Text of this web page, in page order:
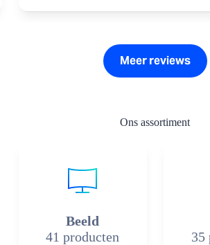
Meer reviews
Ons assortiment
Beeld
41 producten
35